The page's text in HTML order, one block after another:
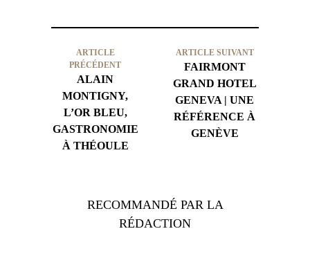
ARTICLE
PRÉCÉDENT
ALAIN
MONTIGNY,
L’OR BLEU,
GASTRONOMIE
À THÉOULE
ARTICLE SUIVANT
FAIRMONT
GRAND HOTEL
GENEVA | UNE
RÉFÉRENCE À
GENÈVE
RECOMMANDÉ PAR LA
RÉDACTION